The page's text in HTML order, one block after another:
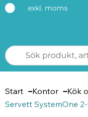
exkl. moms
Start Kontor
Kök
Servett SystemOne 2-l